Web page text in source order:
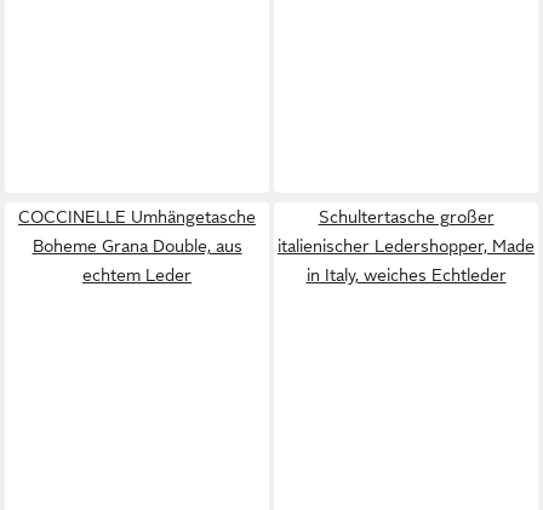
COCCINELLE Umhängetasche
Boheme Grana Double, aus
echtem Leder
Schultertasche großer
italienischer Ledershopper, Made
in Italy, weiches Echtleder